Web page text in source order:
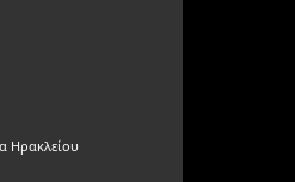
Ηρακλείου